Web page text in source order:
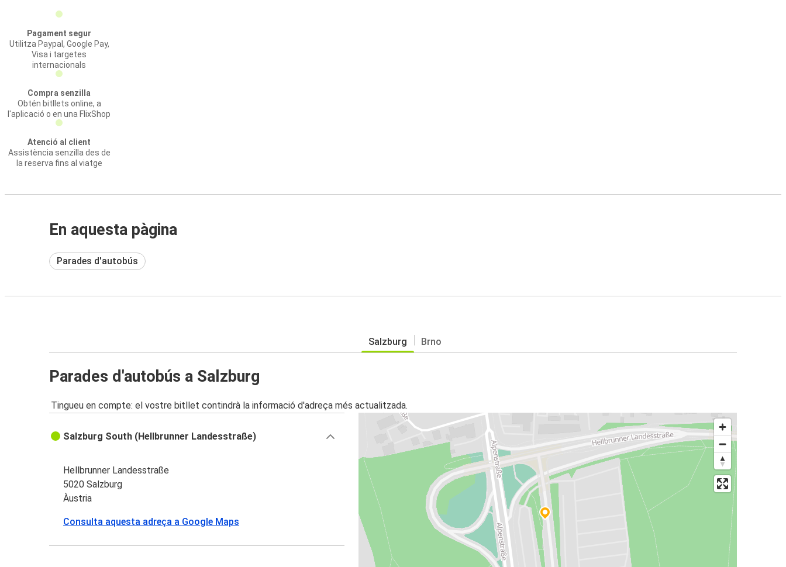
Pagament segur
Utilitza Paypal, Google Pay,
Visa i targetes
internacionals
Compra senzilla
Obtén bitllets online, a
l'aplicació o en una FlixShop
Atenció al client
Assistència senzilla des de
la reserva fins al viatge
En aquesta pàgina
Parades d'autobús
Salzburg Brno
Parades d'autobús a Salzburg
Tingueu en compte: el vostre bitllet contindrà la informació d'adreça més actualitzada.
Salzburg South (Hellbrunner Landesstraße)
Hellbrunner Landesstraße
5020 Salzburg
Àustria
Consulta aquesta adreça a Google Maps